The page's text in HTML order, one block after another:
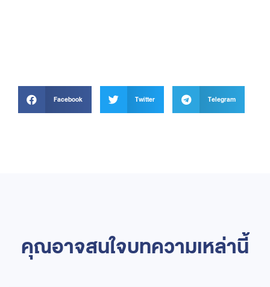
Facebook Twitter Telegram
คุณอาจสนใจบทความเหล่านี้